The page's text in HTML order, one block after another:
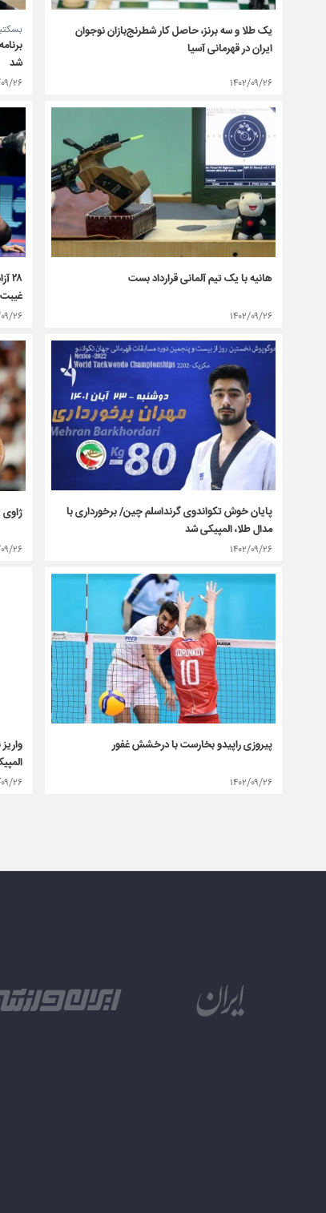
یک طلا و سه برنز، حاصل کار شطرنج‌بازان نوجوان
ایران در قهرمانی آسیا
۱۴۰۲/۰۹/۲۶
شد
هانیه با یک تیم آلمانی قرارداد بست
۱۴۰۲/۰۹/۲۶
پایان خوش تکواندوی گرنداسلم چین/ برخورداری با
مدال طلا، المپیکی شد
۱۴۰۲/۰۹/۲۶
پیروزی راپیدو بخارست با درخشش غفور
۱۴۰۲/۰۹/۲۶